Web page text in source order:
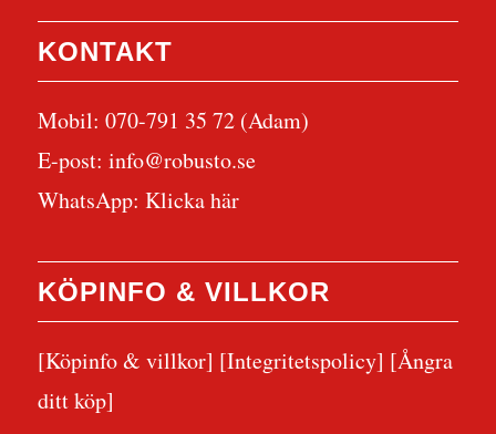
KONTAKT
Mobil: 070-791 35 72 (Adam)
E-post: info@robusto.se
WhatsApp: Klicka här
KÖPINFO & VILLKOR
[Köpinfo & villkor] [Integritetspolicy] [Ångra
ditt köp]